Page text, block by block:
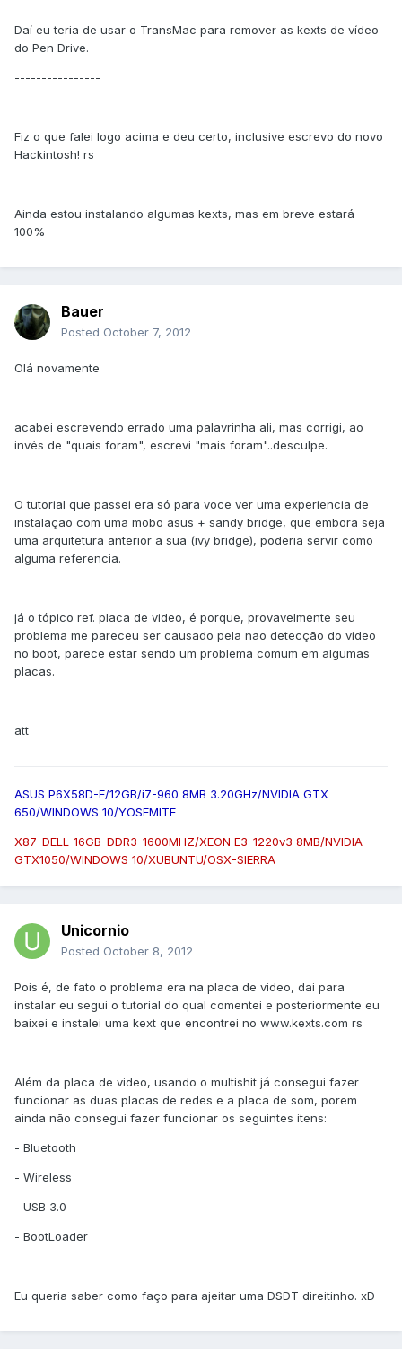
Daí eu teria de usar o TransMac para remover as kexts de vídeo
do Pen Drive.
----------------
Fiz o que falei logo acima e deu certo, inclusive escrevo do novo
Hackintosh! rs
Ainda estou instalando algumas kexts, mas em breve estará
100%
Bauer
Posted October 7, 2012
Olá novamente
acabei escrevendo errado uma palavrinha ali, mas corrigi, ao
invés de "quais foram", escrevi "mais foram"..desculpe.
O tutorial que passei era só para voce ver uma experiencia de
instalação com uma mobo asus + sandy bridge, que embora seja
uma arquitetura anterior a sua (ivy bridge), poderia servir como
alguma referencia.
já o tópico ref. placa de video, é porque, provavelmente seu
problema me pareceu ser causado pela nao detecção do video
no boot, parece estar sendo um problema comum em algumas
placas.
att
ASUS P6X58D-E/12GB/i7-960 8MB 3.20GHz/NVIDIA GTX
650/WINDOWS 10/YOSEMITE
X87-DELL-16GB-DDR3-1600MHZ/XEON E3-1220v3 8MB/NVIDIA
GTX1050/WINDOWS 10/XUBUNTU/OSX-SIERRA
Unicornio
Posted October 8, 2012
Pois é, de fato o problema era na placa de video, dai para
instalar eu segui o tutorial do qual comentei e posteriormente eu
baixei e instalei uma kext que encontrei no www.kexts.com rs
Além da placa de video, usando o multishit já consegui fazer
funcionar as duas placas de redes e a placa de som, porem
ainda não consegui fazer funcionar os seguintes itens:
- Bluetooth
- Wireless
- USB 3.0
- BootLoader
Eu queria saber como faço para ajeitar uma DSDT direitinho. xD